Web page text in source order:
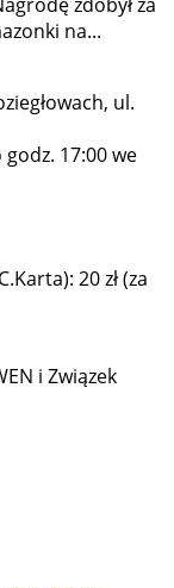
na...
ul.
17:00 we
20 zł (za
i Związek